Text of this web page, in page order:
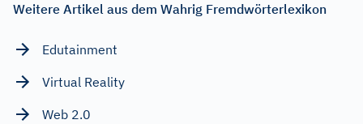
Weitere Artikel aus dem Wahrig Fremdwörterlexikon
Edutainment
Virtual Reality
Web 2.0